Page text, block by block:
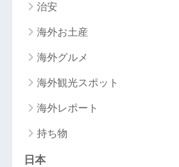
治安
海外お土産
海外グルメ
海外観光スポット
海外レポート
持ち物
日本